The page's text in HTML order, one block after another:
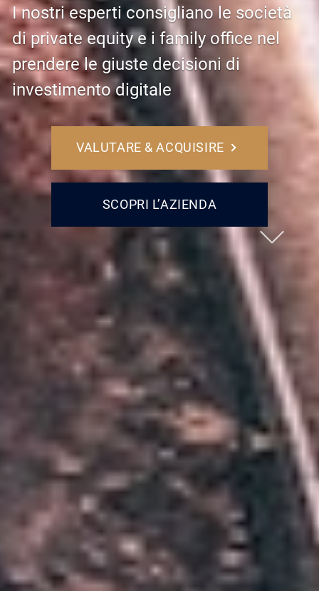
I nostri esperti consigliano le società
di private equity e i family office nel
prendere le giuste decisioni di
investimento digitale
SCOPRI L’AZIENDA
VALUTARE & ACQUISIRE